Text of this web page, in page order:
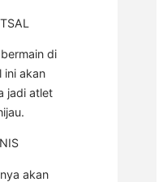
di
ini akan
jadi atlet
akan